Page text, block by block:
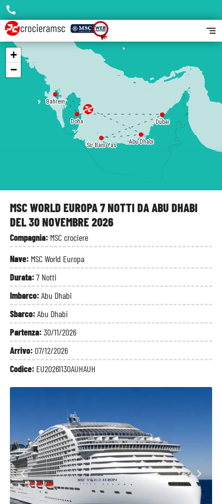
MSC WORLD EUROPA 7 NOTTI DA ABU DHABI
DEL 30 NOVEMBRE 2026
Compagnia: MSC crociere
Nave: MSC World Europa
Durata:7 Notti
Imbarco:Abu Dhabi
Sbarco:Abu Dhabi
Partenza:30/11/2026
Arrivo: 07/12/2026
Codice: EU20261130AUHAUH
Abu Dhabi
Bahrein
Doha Dubai
Dubai
Sir Bani Yas
+
−
call
segment